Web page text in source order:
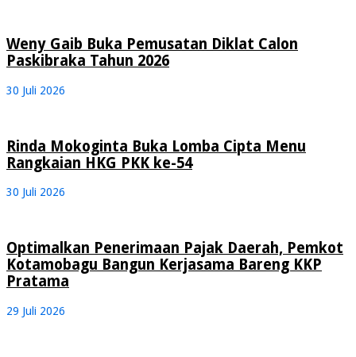
Weny Gaib Buka Pemusatan Diklat Calon
Paskibraka Tahun 2026
30 Juli 2026
Rinda Mokoginta Buka Lomba Cipta Menu
Rangkaian HKG PKK ke-54
30 Juli 2026
Optimalkan Penerimaan Pajak Daerah, Pemkot
Kotamobagu Bangun Kerjasama Bareng KKP
Pratama
29 Juli 2026